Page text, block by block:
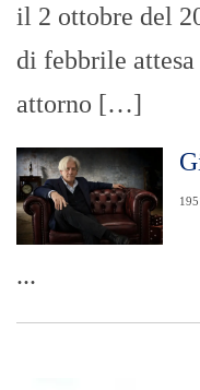
il 2 ottobre del
di febbrile
attorno […]
...